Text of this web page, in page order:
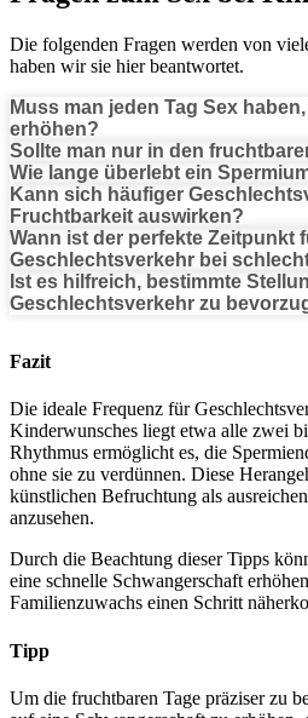
Die folgenden Fragen werden von
haben wir sie hier beantwortet.
Muss man jeden Tag Sex
erhöhen?
Sollte man nur in den
Wie lange überlebt ein
Kann sich häufiger
Fruchtbarkeit auswirken?
Wann ist der perfekte Zeitpunkt
Geschlechtsverkehr bei
Ist es hilfreich, bestimmte
Geschlechtsverkehr zu
Fazit
Die ideale Frequenz für
Kinderwunsches liegt etwa alle zwei
Rhythmus ermöglicht es, die
ohne sie zu verdünnen. Diese
künstlichen Befruchtung als
anzusehen.
Durch die Beachtung dieser Tipps
eine schnelle Schwangerschaft
Familienzuwachs einen Schritt
Tipp
Um die fruchtbaren Tage präziser zu